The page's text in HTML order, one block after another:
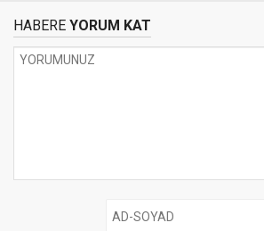
HABERE YORUM KAT